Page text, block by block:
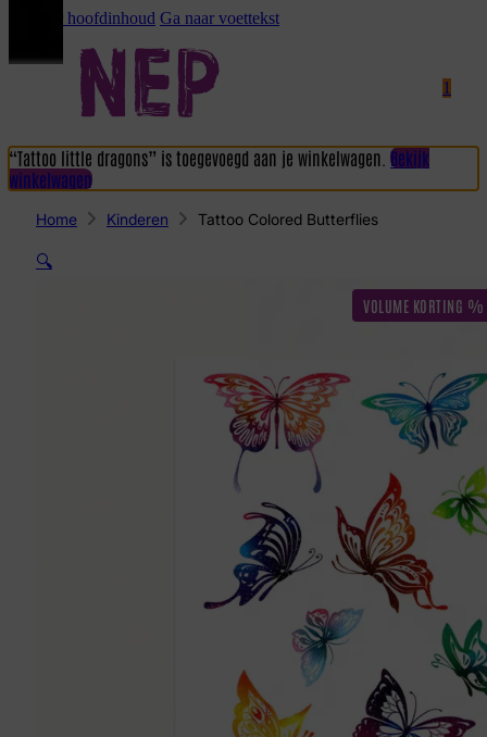
Ga naar hoofdinhoud Ga naar voettekst
1
“Tattoo little dragons” is toegevoegd aan je winkelwagen. Bekijk
winkelwagen
Home Kinderen Tattoo Colored Butterflies
🔍